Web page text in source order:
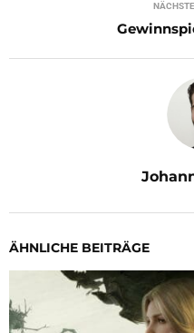
ÄHNLICHE BEITRÄGE